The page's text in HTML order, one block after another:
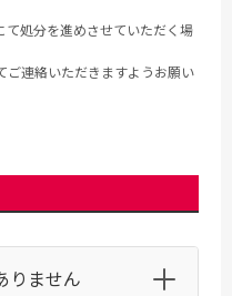
て処分を進めさせていただく場
ご連絡いただきますようお願い
りません